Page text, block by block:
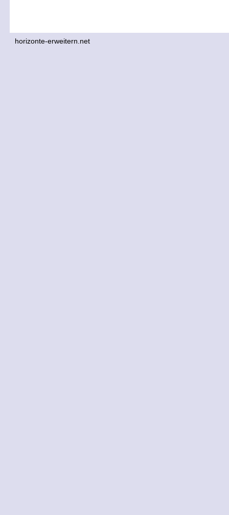
horizonte-erweitern.net